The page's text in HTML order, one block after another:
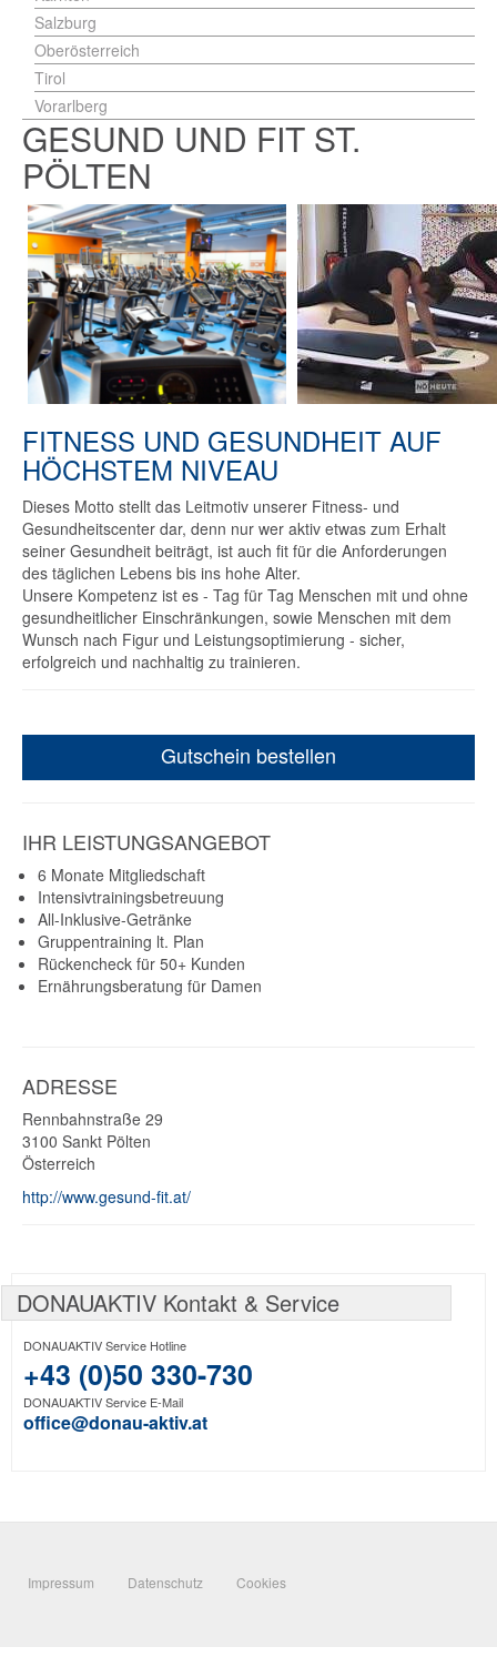
Salzburg
Oberösterreich
Tirol
Vorarlberg
GESUND UND FIT ST.
PÖLTEN
FITNESS UND GESUNDHEIT AUF
HÖCHSTEM NIVEAU
Dieses Motto stellt das Leitmotiv unserer Fitness- und
Gesundheitscenter dar, denn nur wer aktiv etwas zum Erhalt
seiner Gesundheit beiträgt, ist auch fit für die Anforderungen
des täglichen Lebens bis ins hohe Alter.
Unsere Kompetenz ist es - Tag für Tag Menschen mit und ohne
gesundheitlicher Einschränkungen, sowie Menschen mit dem
Wunsch nach Figur und Leistungsoptimierung - sicher,
erfolgreich und nachhaltig zu trainieren.
Gutschein bestellen
IHR LEISTUNGSANGEBOT
6 Monate Mitgliedschaft
Intensivtrainingsbetreuung
All-Inklusive-Getränke
Gruppentraining lt. Plan
Rückencheck für 50+ Kunden
Ernährungsberatung für Damen
ADRESSE
Rennbahnstraße 29
3100 Sankt Pölten
Österreich
http://www.gesund-fit.at/
DONAUAKTIV Kontakt & Service
DONAUAKTIV Service Hotline
+43 (0)50 330-730
DONAUAKTIV Service E-Mail
office@donau-aktiv.at
Impressum Datenschutz Cookies